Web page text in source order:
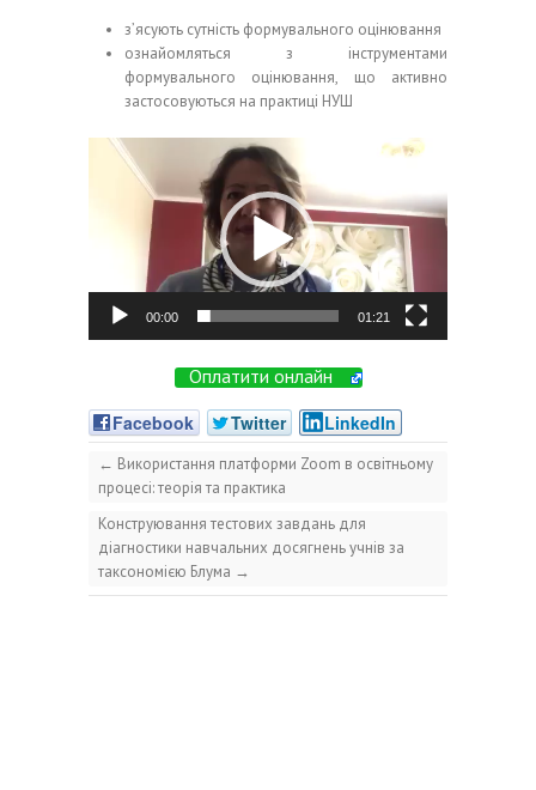
з’ясують сутність формувального оцінювання
ознайомляться з інструментами
формувального оцінювання, що активно
застосовуються на практиці НУШ
Video
00:00 01:21
Оплатити онлайн
Facebook
Twitter LinkedIn
← Використання платформи Zoom в освітньому
процесі: теорія та практика
Конструювання тестових завдань для
діагностики навчальних досягнень учнів за
таксономією Блума →